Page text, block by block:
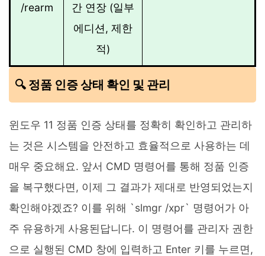
/rearm
간 연장 (일부
에디션, 제한
적)
🔍 정품 인증 상태 확인 및 관리
윈도우 11 정품 인증 상태를 정확히 확인하고 관리하
는 것은 시스템을 안전하고 효율적으로 사용하는 데
매우 중요해요. 앞서 CMD 명령어를 통해 정품 인증
을 복구했다면, 이제 그 결과가 제대로 반영되었는지
확인해야겠죠? 이를 위해 `slmgr /xpr` 명령어가 아
주 유용하게 사용된답니다. 이 명령어를 관리자 권한
으로 실행된 CMD 창에 입력하고 Enter 키를 누르면,